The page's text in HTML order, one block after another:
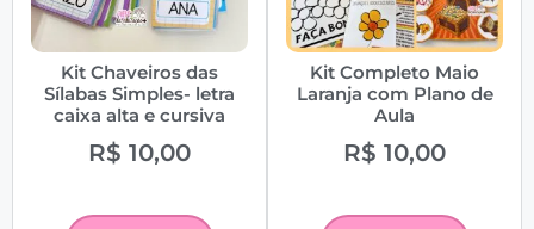
Kit Chaveiros das
Sílabas Simples- letra
caixa alta e cursiva
R$ 10,00
Kit Completo Maio
Laranja com Plano de
Aula
R$ 10,00